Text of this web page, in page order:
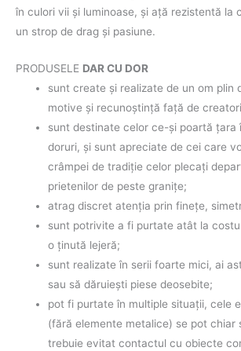
în culori vii şi luminoase, şi aţă rezistentă la
un strop de drag şi pasiune.
PRODUSELE DAR CU DOR
sunt create şi realizate de un om plin
motive şi recunoştinţă faţă de
sunt destinate celor ce-şi poartă ţara
doruri, şi sunt apreciate de cei care
crâmpei de tradiţie celor plecaţi
prietenilor de peste graniţe;
atrag discret atenţia prin fineţe,
sunt potrivite a fi purtate atât la
o ţinută lejeră;
sunt realizate în serii foarte mici, ai
sau să dăruieşti piese deosebite;
pot fi purtate în multiple situaţii, cele
(fără elemente metalice) se pot chiar
trebuie evitat contactul cu obiecte